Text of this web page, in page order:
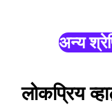
अन्य
लोकप्रिय